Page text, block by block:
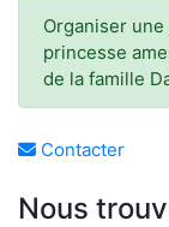
Organiser
princesse
de la famille
Contacter
Nous